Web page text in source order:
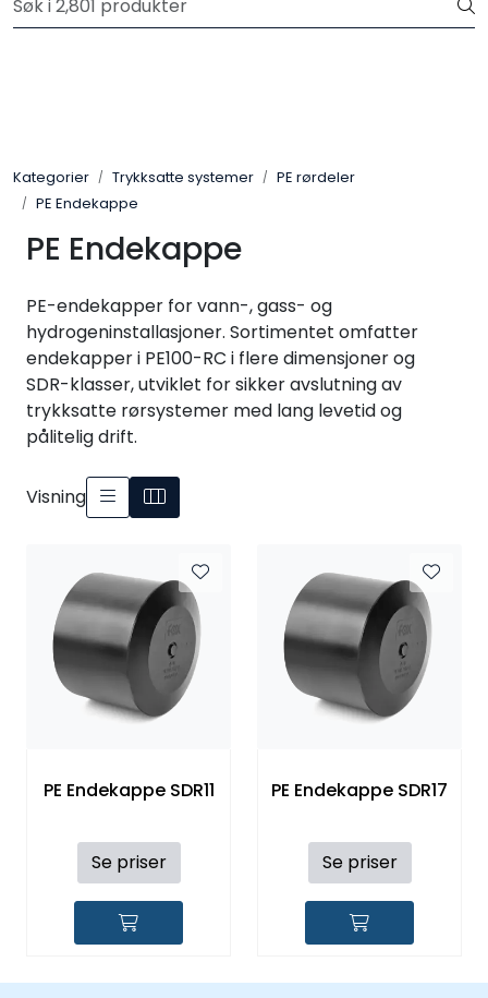
Skip to main content
Registrer deg som bruker i vår nettbutikk for full oversikt
Kategorier Trykksatte systemer
PE rørdeler
PE Endekappe
PE Endekappe
PE-endekapper for vann-, gass- og
hydrogeninstallasjoner. Sortimentet omfatter
endekapper i PE100-RC i flere dimensjoner og
SDR-klasser, utviklet for sikker avslutning av
trykksatte rørsystemer med lang levetid og
pålitelig drift.
Visning
PE Endekappe SDR11
Se priser
PE Endekappe SDR17
Se priser
Verktøy & maskin
Utleie
Pumper
Alle produkter
Kataloger